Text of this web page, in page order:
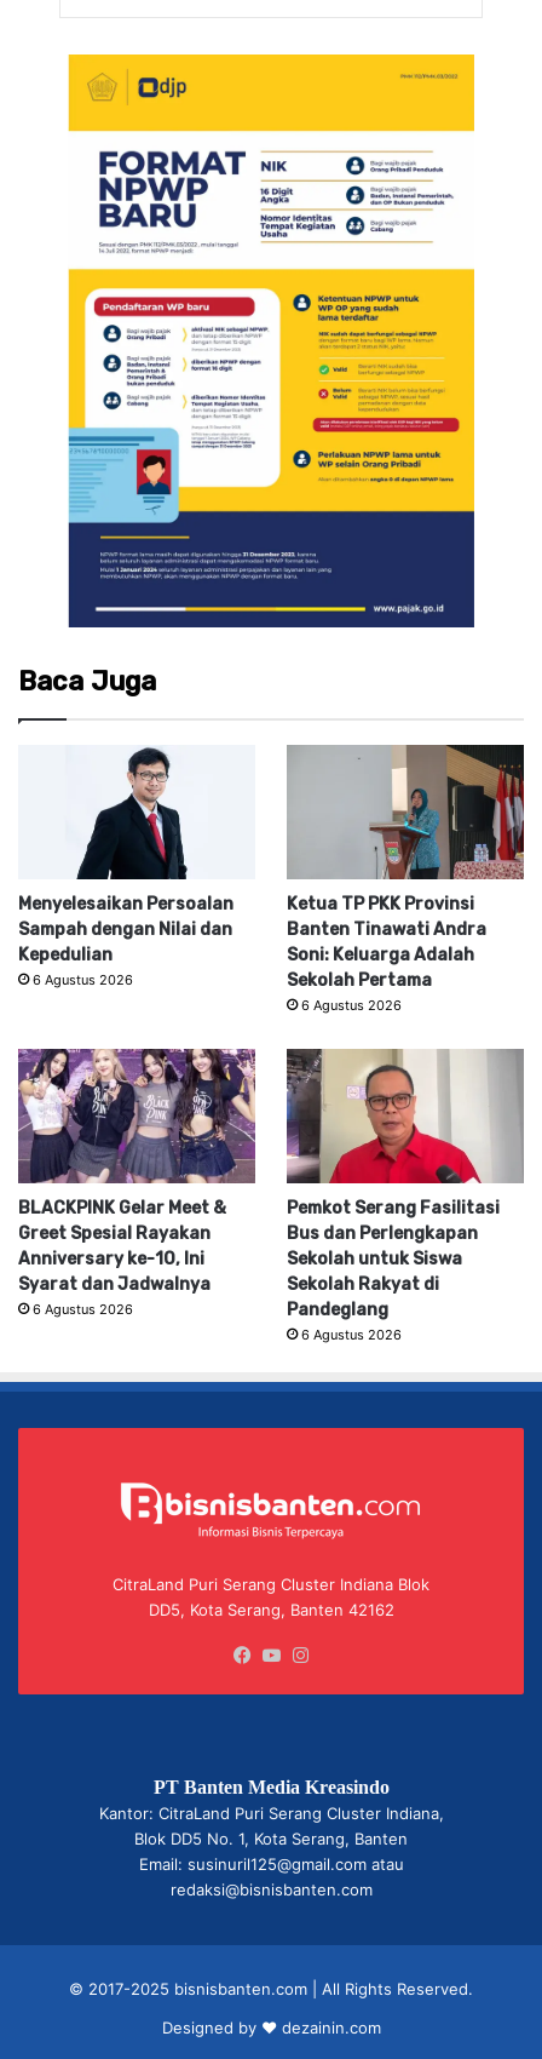
Baca Juga
Menyelesaikan Persoalan
Sampah dengan Nilai dan
Kepedulian
6 Agustus 2026
Ketua TP PKK Provinsi
Banten Tinawati Andra
Soni: Keluarga Adalah
Sekolah Pertama
6 Agustus 2026
BLACKPINK Gelar Meet &
Greet Spesial Rayakan
Anniversary ke-10, Ini
Syarat dan Jadwalnya
6 Agustus 2026
Pemkot Serang Fasilitasi
Bus dan Perlengkapan
Sekolah untuk Siswa
Sekolah Rakyat di
Pandeglang
6 Agustus 2026
CitraLand Puri Serang Cluster Indiana Blok
DD5, Kota Serang, Banten 42162
Facebook
YouTube
PT Banten Media Kreasindo
Kantor: CitraLand Puri Serang Cluster Indiana,
Blok DD5 No. 1, Kota Serang, Banten
Email: susinuril125@gmail.com atau
redaksi@bisnisbanten.com
© 2017-2025 bisnisbanten.com | All Rights Reserved.
Designed by ❤ dezainin.com